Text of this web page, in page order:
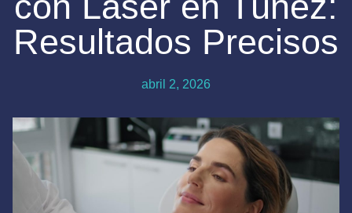
Resultados Precisos
abril 2, 2026
×